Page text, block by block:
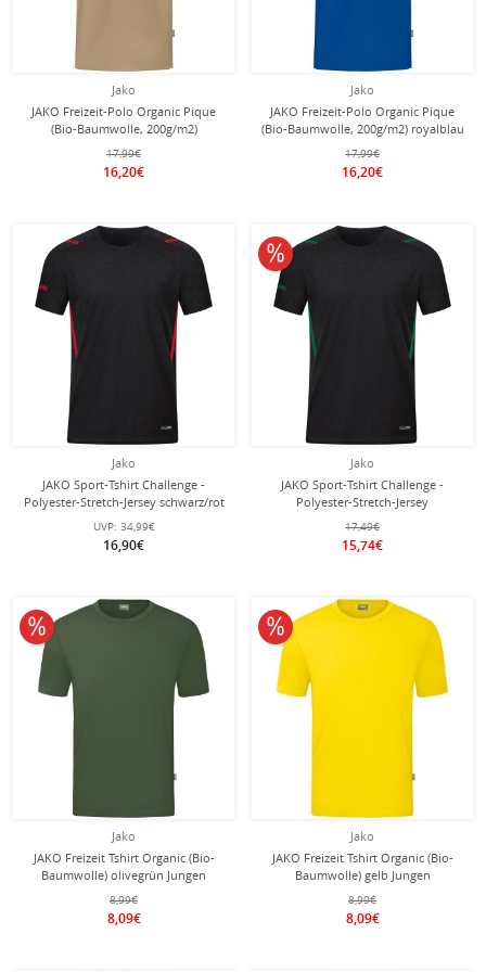
Jako
JAKO Freizeit-Polo Organic Pique
(Bio-Baumwolle, 200g/m2)
sandbraun Jungen
17,99€
16,20€
Jako
JAKO Freizeit-Polo Organic Pique
(Bio-Baumwolle, 200g/m2) royalblau
Jungen
17,99€
16,20€
Jako
JAKO Sport-Tshirt Challenge -
Polyester-Stretch-Jersey schwarz/rot
Jungen
UVP: 34,99€
16,90€
Jako
JAKO Sport-Tshirt Challenge -
Polyester-Stretch-Jersey
schwarz/grün Jungen
17,49€
15,74€
10% reduziert
Jako
JAKO Freizeit Tshirt Organic (Bio-
Baumwolle) olivegrün Jungen
8,99€
8,09€
10% reduziert
Jako
JAKO Freizeit Tshirt Organic (Bio-
Baumwolle) gelb Jungen
8,99€
8,09€
10% reduziert